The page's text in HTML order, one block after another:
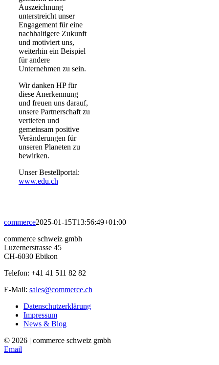
Auszeichnung
unterstreicht unser
Engagement für eine
nachhaltigere Zukunft
und motiviert uns,
weiterhin ein Beispiel
für andere
Unternehmen zu sein.
Wir danken HP für
diese Anerkennung
und freuen uns darauf,
unsere Partnerschaft zu
vertiefen und
gemeinsam positive
Veränderungen für
unseren Planeten zu
bewirken.
Unser Bestellportal:
www.edu.ch
commerce2025-01-15T13:56:49+01:00
commerce schweiz gmbh
Luzernerstrasse 45
CH-6030 Ebikon
Telefon: +41 41 511 82 82
E-Mail: sales@commerce.ch
Datenschutzerklärung
Impressum
News & Blog
© 2026 | commerce schweiz gmbh
Email